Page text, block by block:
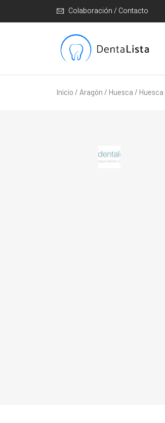
Colaboración / Contacto
Inicio / Aragón / Huesca / Huesca